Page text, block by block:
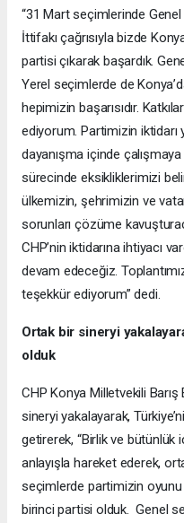
“31 Mart seçimlerinde Genel
İttifakı çağrısıyla bizde
partisi çıkarak başardık.
Yerel seçimlerde de
hepimizin başarısıdır.
ediyorum. Partimizin iktidarı
dayanışma içinde
sürecinde eksikliklerimizi
ülkemizin, şehrimizin ve
sorunları çözüme
CHP’nin iktidarına ihtiyacı
devam edeceğiz.
teşekkür ediyorum” dedi.
Ortak bir sineryi
olduk
CHP Konya Milletvekili
sineryi yakalayarak,
getirerek, “Birlik ve
anlayışla hareket ederek,
seçimlerde partimizin oyunu
birinci partisi olduk. Genel